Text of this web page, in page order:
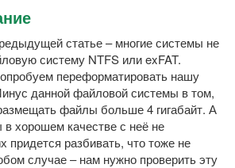
статье – многие системы не
систему NTFS или exFAT.
переформатировать нашу
данной файловой системы в том,
файлы больше 4 гигабайт. А
хорошем качестве с неё не
придется разбивать, что тоже не
случае – нам нужно проверить эту